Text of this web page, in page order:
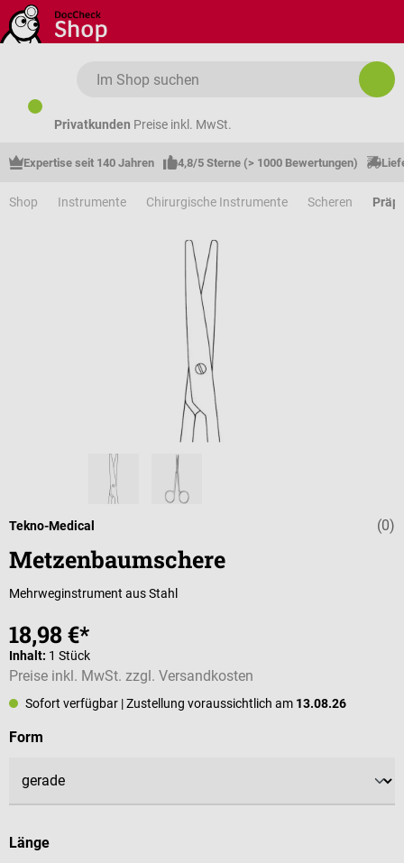
Zum Hauptinhalt springen
Privatkunden Preise inkl. MwSt.
Expertise seit 140 Jahren 4,8/5 Sterne (> 1000 Bewertungen)
Shop Instrumente Chirurgische Instrumente Scheren
(0)
Tekno-Medical
Metzenbaumschere
Mehrweginstrument aus Stahl
18,98 €*
Inhalt: 1 Stück
Preise inkl. MwSt. zzgl. Versandkosten
Sofort verfügbar | Zustellung voraussichtlich am 13.08.26
Form
Längeauswählen